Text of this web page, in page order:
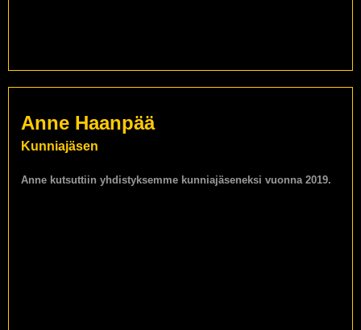
Anne Haanpää
Kunniajäsen
Anne kutsuttiin yhdistyksemme kunniajäseneksi vuonna 2019.